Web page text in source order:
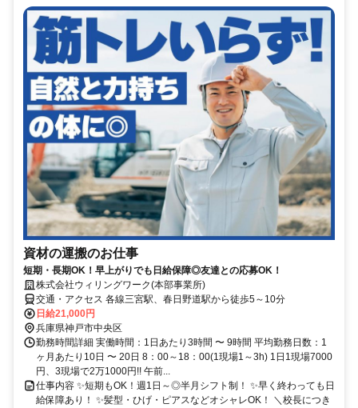
資材の運搬のお仕事
短期・長期OK！早上がりでも日給保障◎友達との応募OK！
株式会社ウィリングワーク(本部事業所)
交通・アクセス 各線三宮駅、春日野道駅から徒歩5～10分
日給21,000円
兵庫県神戸市中央区
勤務時間詳細 実働時間：1日あたり3時間 〜 9時間 平均勤務日数：1
ヶ月あたり10日 〜 20日 8：00～18：00(1現場1～3h) 1日1現場7000
円、3現場で2万1000円!! 午前...
仕事内容 ✨短期もOK！週1日～◎半月シフト制！ ✨早く終わっても日
給保障あり！ ✨髪型・ひげ・ピアスなどオシャレOK！ ＼校長につき